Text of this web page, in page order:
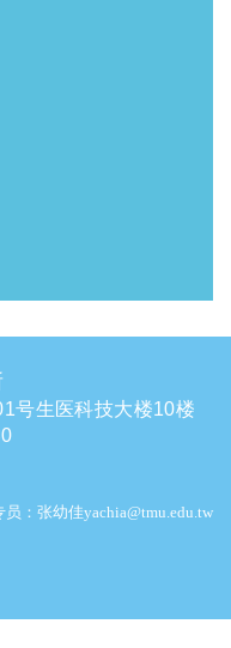
号生医科技大楼10楼
员：张幼佳yachia@tmu.edu.tw